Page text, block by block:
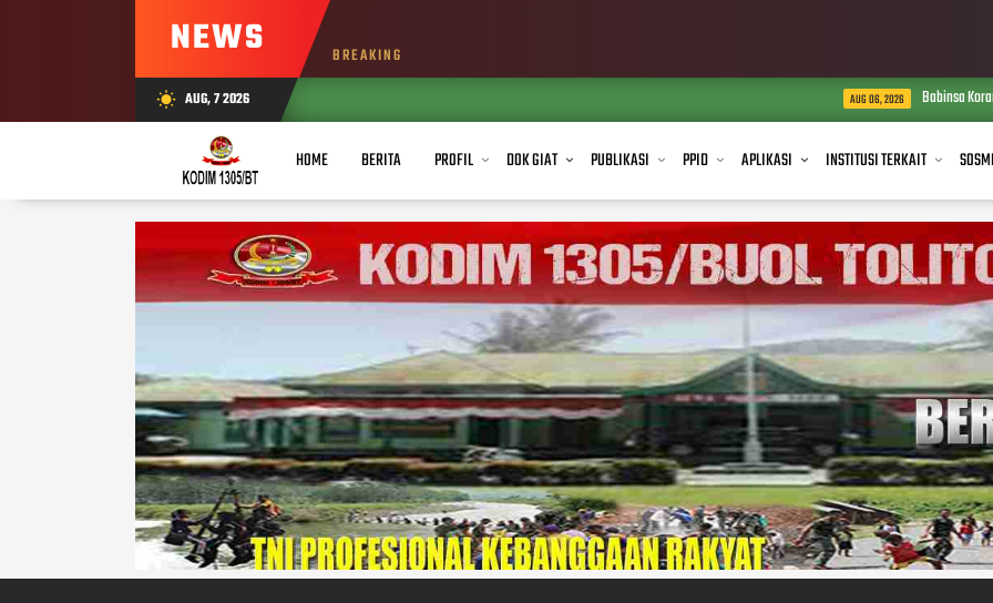
NEWS BREAKING
wb_sunny AUG, 7 2026 Babinsa Koramil 1305-04/Dondo
HOME BERITA PROFIL DOK GIAT PUBLIKASI PPID APLIKASI INSTITUSI TERKAIT